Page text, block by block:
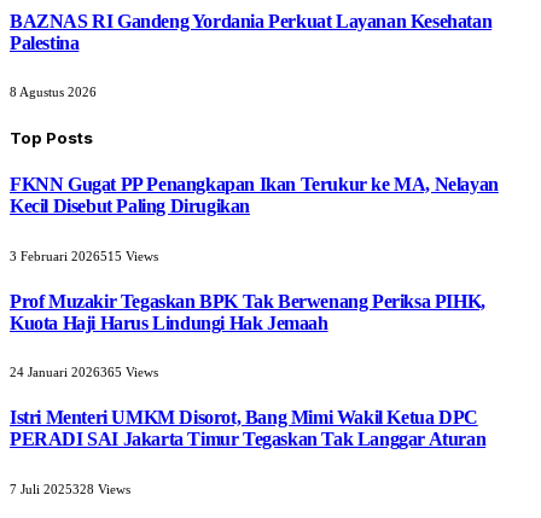
BAZNAS RI Gandeng Yordania Perkuat Layanan Kesehatan
Palestina
8 Agustus 2026
Top Posts
FKNN Gugat PP Penangkapan Ikan Terukur ke MA, Nelayan
Kecil Disebut Paling Dirugikan
3 Februari 2026515 Views
Prof Muzakir Tegaskan BPK Tak Berwenang Periksa PIHK,
Kuota Haji Harus Lindungi Hak Jemaah
24 Januari 2026365 Views
Istri Menteri UMKM Disorot, Bang Mimi Wakil Ketua DPC
PERADI SAI Jakarta Timur Tegaskan Tak Langgar Aturan
7 Juli 2025328 Views